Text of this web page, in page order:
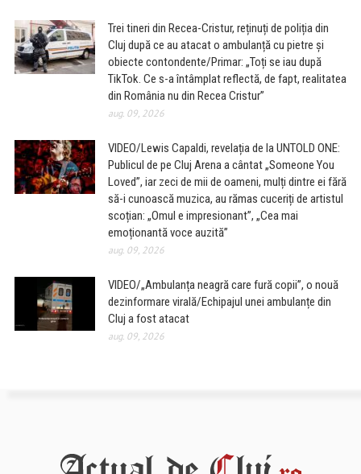
Trei tineri din Recea-Cristur, reținuți de poliția din
Cluj după ce au atacat o ambulanță cu pietre și
obiecte contondente/Primar: „Toți se iau după
TikTok. Ce s-a întâmplat reflectă, de fapt, realitatea
din România nu din Recea Cristur”
aug. 09, 2026
VIDEO/Lewis Capaldi, revelația de la UNTOLD ONE:
Publicul de pe Cluj Arena a cântat „Someone You
Loved”, iar zeci de mii de oameni, mulți dintre ei fără
să-i cunoască muzica, au rămas cuceriți de artistul
scoțian: „Omul e impresionant”, „Cea mai
emoționantă voce auzită”
aug. 09, 2026
VIDEO/„Ambulanța neagră care fură copii”, o nouă
dezinformare virală/Echipajul unei ambulanțe din
Cluj a fost atacat
aug. 09, 2026